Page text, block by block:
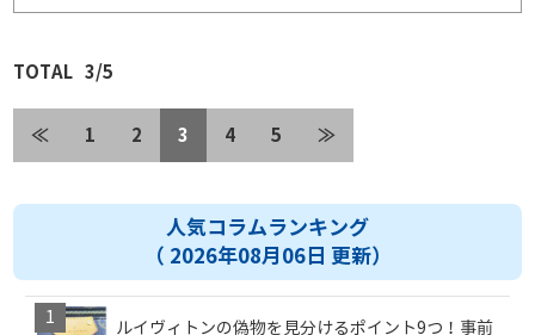
3/5
≪ 1 2 3 4 5 ≫
人気コラムランキング
（ 2026年08月06日 更新）
ルイヴィトンの偽物を見分けるポイント9つ！事前